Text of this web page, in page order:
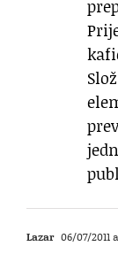
Lazar 06/07/2011